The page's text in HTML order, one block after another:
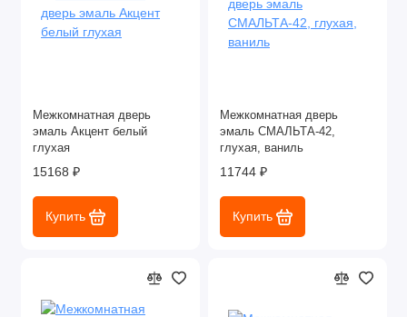
Межкомнатная дверь
эмаль Акцент белый
глухая
15168 ₽
Купить
Межкомнатная дверь
эмаль СМАЛЬТА-42,
глухая, ваниль
11744 ₽
Купить